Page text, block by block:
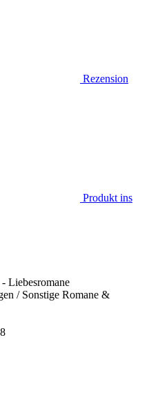
Rezension
Produkt ins
Liebesromane
/ Sonstige Romane &